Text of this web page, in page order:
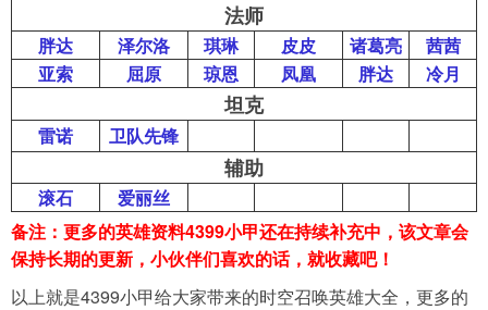
法师
胖达 泽尔洛 琪琳 皮皮 诸葛亮
茜茜
亚索
屈原 琼恩 凤凰 胖达 冷月
坦克
雷诺 卫队先锋
辅助
滚石
爱丽丝
备注：更多的英雄资料4399小甲还在持续补充中，该文章会
保持长期的更新，小伙伴们喜欢的话，就收藏吧！
以上就是4399小甲给大家带来的时空召唤英雄大全，更多的